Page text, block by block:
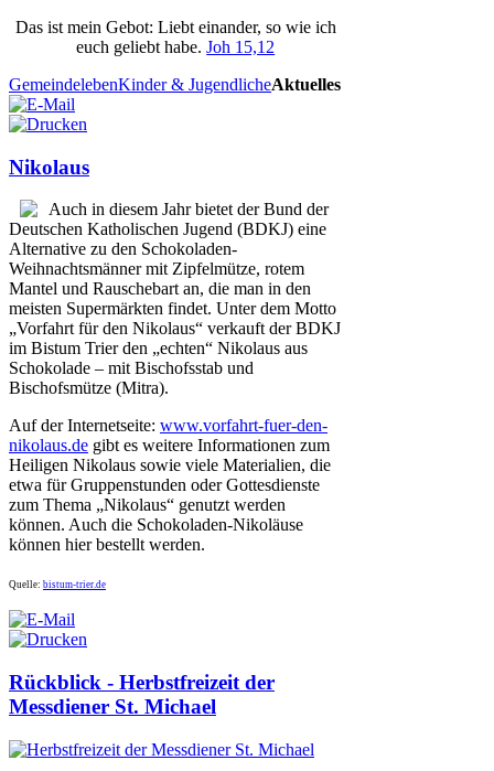
Das ist mein Gebot: Liebt einander, so wie ich
euch geliebt habe.Joh 15,12
GemeindelebenKinder & JugendlicheAktuelles
Nikolaus
Auch in diesem Jahr bietet der Bund der
Deutschen Katholischen Jugend (BDKJ) eine
Alternative zu den Schokoladen-
Weihnachtsmänner mit Zipfelmütze, rotem
Mantel und Rauschebart an, die man in den
meisten Supermärkten findet. Unter dem Motto
„Vorfahrt für den Nikolaus“ verkauft der BDKJ
im Bistum Trier den „echten“ Nikolaus aus
Schokolade – mit Bischofsstab und
Bischofsmütze (Mitra).
Auf der Internetseite: www.vorfahrt-fuer-den-
nikolaus.de gibt es weitere Informationen zum
Heiligen Nikolaus sowie viele Materialien, die
etwa für Gruppenstunden oder Gottesdienste
zum Thema „Nikolaus“ genutzt werden
können. Auch die Schokoladen-Nikoläuse
können hier bestellt werden.
Quelle: bistum-trier.de
Rückblick - Herbstfreizeit der
Messdiener St. Michael